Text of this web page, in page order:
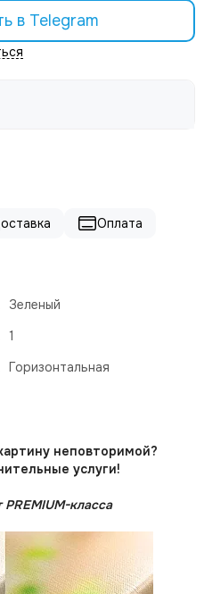
в Telegram
Оплата
Зеленый
1
Горизонтальная
неповторимой?
услуги!
класса